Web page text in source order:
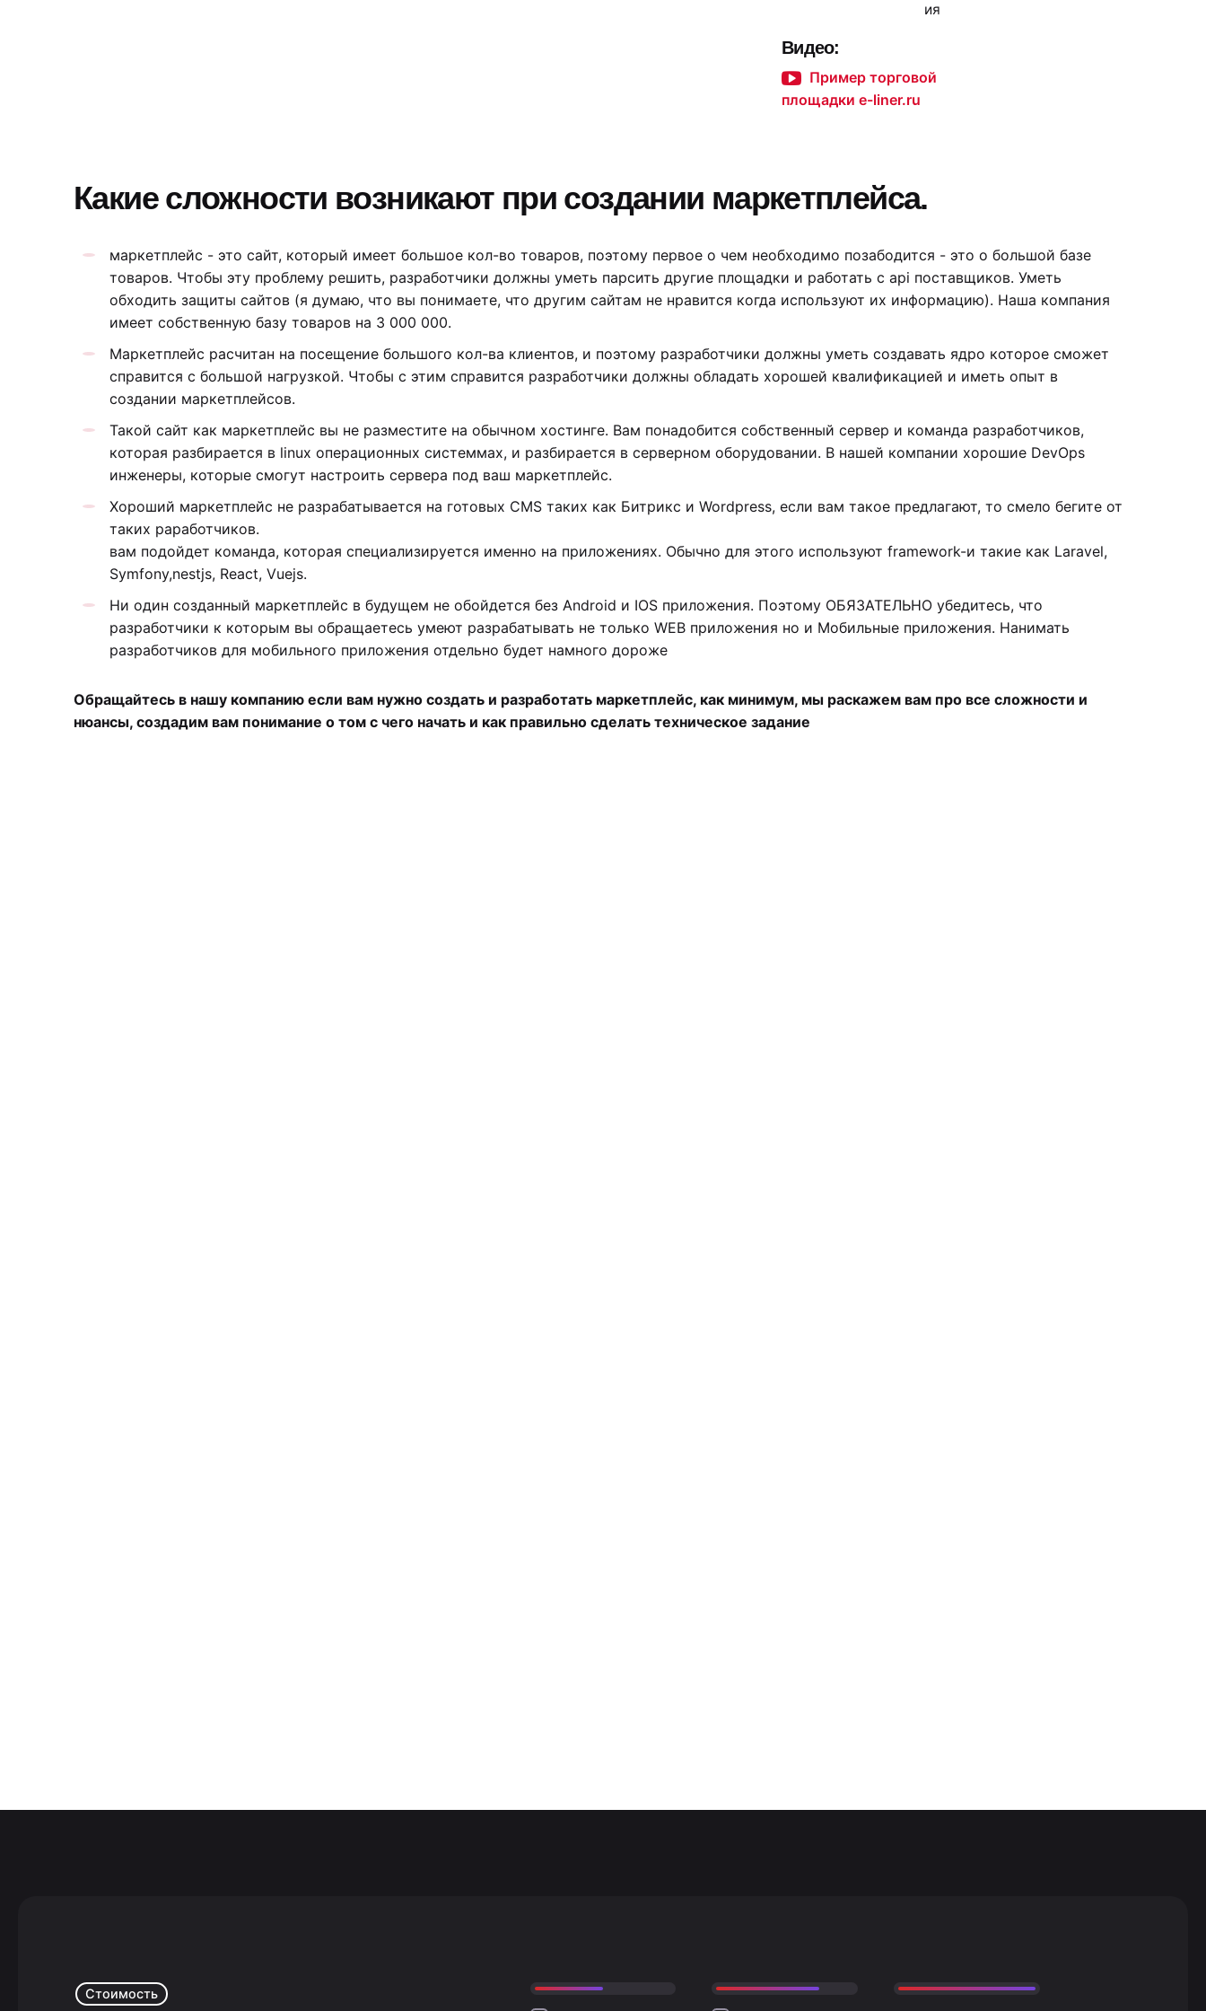
ия
Видео:
Пример торговой
площадки e-liner.ru
Какие сложности возникают при создании маркетплейса.
маркетплейс - это сайт, который имеет большое кол-во товаров, поэтому первое о чем необходимо позабодится - это о большой базе
товаров. Чтобы эту проблему решить, разработчики должны уметь парсить другие площадки и работать с api поставщиков. Уметь
обходить защиты сайтов (я думаю, что вы понимаете, что другим сайтам не нравится когда используют их информацию). Наша компания
имеет собственную базу товаров на 3 000 000.
Маркетплейс расчитан на посещение большого кол-ва клиентов, и поэтому разработчики должны уметь создавать ядро которое сможет
справится с большой нагрузкой. Чтобы с этим справится разработчики должны обладать хорошей квалификацией и иметь опыт в
создании маркетплейсов.
Такой сайт как маркетплейс вы не разместите на обычном хостинге. Вам понадобится собственный сервер и команда разработчиков,
которая разбирается в linux операционных системмах, и разбирается в серверном оборудовании. В нашей компании хорошие DevOps
инженеры, которые смогут настроить сервера под ваш маркетплейс.
Хороший маркетплейс не разрабатывается на готовых CMS таких как Битрикс и Wordpress, если вам такое предлагают, то смело бегите от
таких раработчиков.
вам подойдет команда, которая специализируется именно на приложениях. Обычно для этого используют framework-и такие как Laravel,
Symfony,nestjs, React, Vuejs.
Ни один созданный маркетплейс в будущем не обойдется без Android и IOS приложения. Поэтому ОБЯЗАТЕЛЬНО убедитесь, что
разработчики к которым вы обращаетесь умеют разрабатывать не только WEB приложения но и Мобильные приложения. Нанимать
разработчиков для мобильного приложения отдельно будет намного дороже
Обращайтесь в нашу компанию если вам нужно создать и разработать маркетплейс, как минимум, мы раскажем вам про все сложности и
нюансы, создадим вам понимание о том с чего начать и как правильно сделать техническое задание
Стоимость